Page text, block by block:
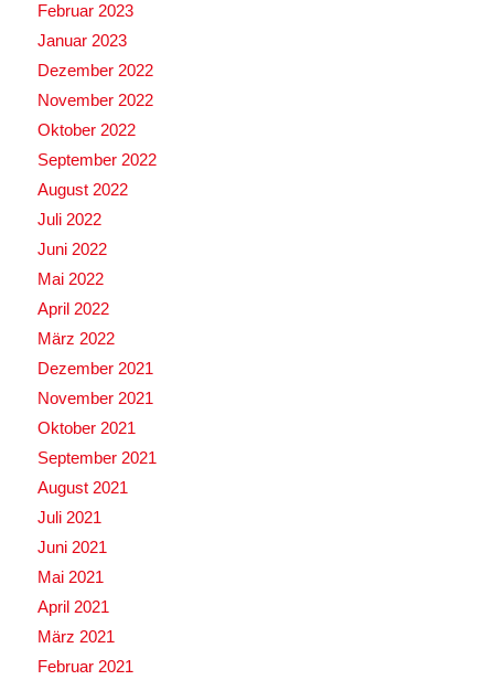
Februar 2023
Januar 2023
Dezember 2022
November 2022
Oktober 2022
September 2022
August 2022
Juli 2022
Juni 2022
Mai 2022
April 2022
März 2022
Dezember 2021
November 2021
Oktober 2021
September 2021
August 2021
Juli 2021
Juni 2021
Mai 2021
April 2021
März 2021
Februar 2021